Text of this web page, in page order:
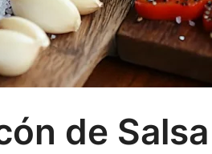
de